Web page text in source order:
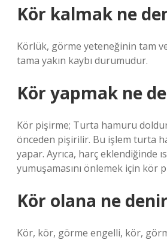
Kör kalmak ne
Körlük, görme yeteneğinin tam
tama yakın kaybı durumudur.
Kör yapmak ne
Kör pişirme; Turta hamuru
önceden pişirilir. Bu işlem turta
yapar. Ayrıca, harç eklendiğinde
yumuşamasını önlemek için kör
Kör olana ne
Kör, kör, görme engelli, kör,